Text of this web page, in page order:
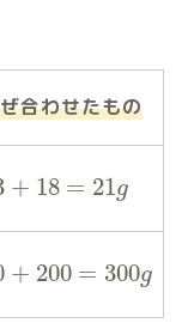
合わせたもの
+ 18 = 21g
+ 200 = 300g